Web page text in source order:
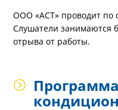
ООО «АСТ» проводит по
Слушатели занимаются
отрыва от работы.